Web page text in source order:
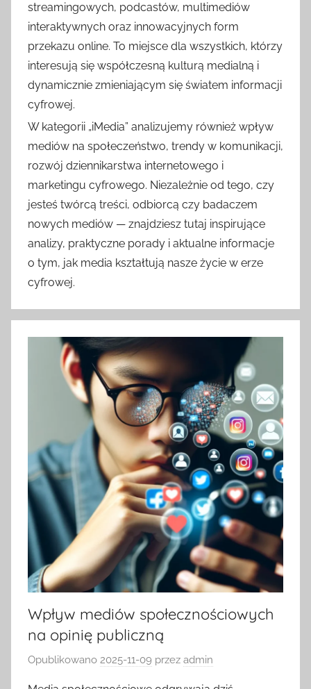
streamingowych, podcastów, multimediów
interaktywnych oraz innowacyjnych form
przekazu online. To miejsce dla wszystkich, którzy
interesują się współczesną kulturą medialną i
dynamicznie zmieniającym się światem informacji
cyfrowej.
W kategorii „iMedia” analizujemy również wpływ
mediów na społeczeństwo, trendy w komunikacji,
rozwój dziennikarstwa internetowego i
marketingu cyfrowego. Niezależnie od tego, czy
jesteś twórcą treści, odbiorcą czy badaczem
nowych mediów — znajdziesz tutaj inspirujące
analizy, praktyczne porady i aktualne informacje
o tym, jak media kształtują nasze życie w erze
cyfrowej.
Wpływ mediów społecznościowych
na opinię publiczną
Opublikowano 2025-11-09 przez admin